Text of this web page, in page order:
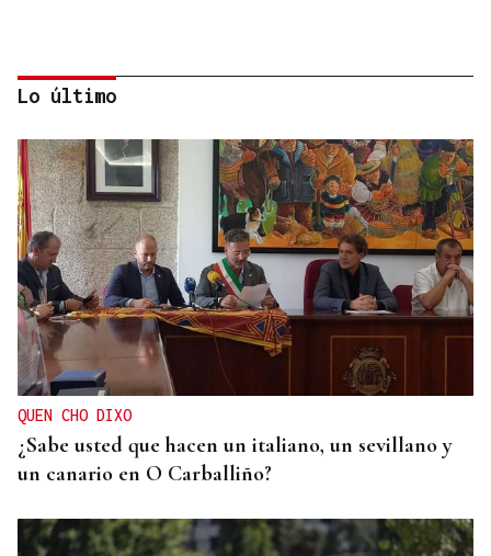
EXPOSICIÓN FOTOGRÁFICA
Do lápiz á cámara, Ourense cen anos despois
Lo último
QUEN CHO DIXO
¿Sabe usted que hacen un italiano, un sevillano y
un canario en O Carballiño?